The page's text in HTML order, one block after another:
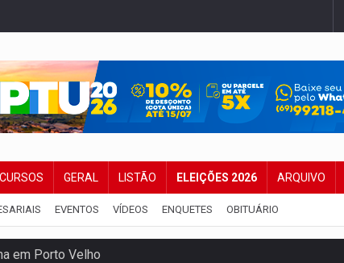
GERAL LISTÃO ELEIÇÕES 2026 ARQUIVO
EVENTOS VÍDEOS ENQUETES OBITUÁRIO
em Porto Velho